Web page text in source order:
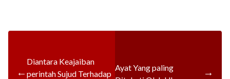
←
Diantara Keajaiban
perintah Sujud Terhadap
Ayat Yang paling
→